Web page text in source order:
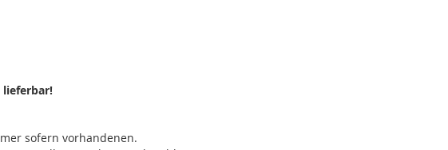
lieferbar!
sofern vorhandenen.